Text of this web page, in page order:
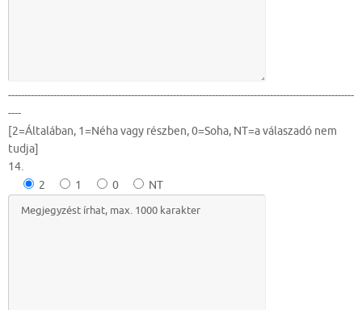
-----------------------------------------------------------------------------------------------------------
----
[2=Általában, 1=Néha vagy részben, 0=Soha, NT=a válaszadó nem
tudja]
14.
2
1 0 NT